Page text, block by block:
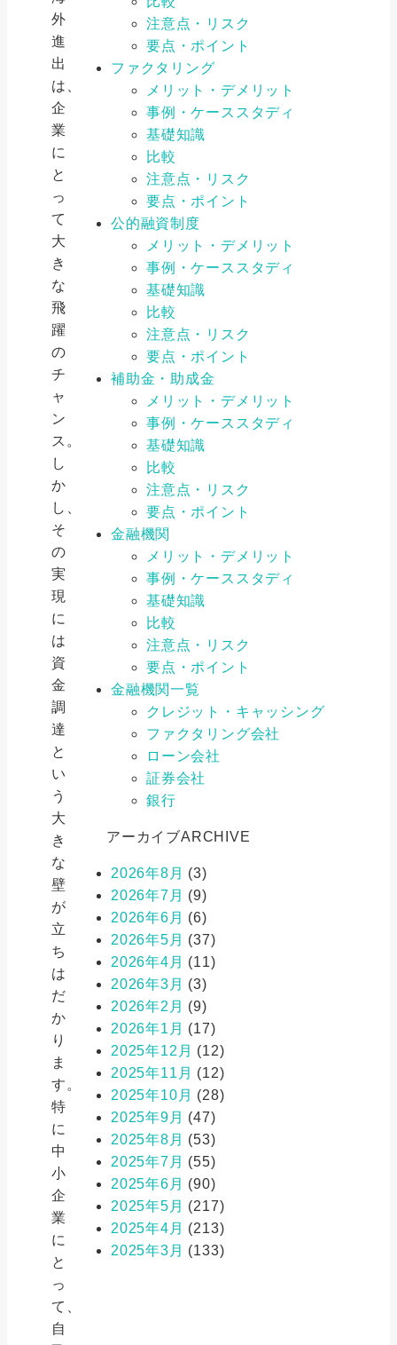
外
進
出
は、
企
業
に
と
っ
て
大
き
な
飛
躍
の
チ
ャ
ン
ス。
し
か
し、
そ
の
実
現
に
は
資
金
調
達
と
い
う
大
き
な
壁
が
立
ち
は
だ
か
り
ま
す。
特
に
中
小
企
業
に
と
っ
て、
自
注意点・リスク
要点・ポイント
ファクタリング
メリット・デメリット
事例・ケーススタディ
基礎知識
比較
注意点・リスク
要点・ポイント
公的融資制度
メリット・デメリット
事例・ケーススタディ
基礎知識
比較
注意点・リスク
要点・ポイント
補助金・助成金
メリット・デメリット
事例・ケーススタディ
基礎知識
比較
注意点・リスク
要点・ポイント
金融機関
メリット・デメリット
事例・ケーススタディ
基礎知識
比較
注意点・リスク
要点・ポイント
金融機関一覧
クレジット・キャッシング
ファクタリング会社
ローン会社
証券会社
銀行
アーカイブARCHIVE
2026年8月 (3)
2026年7月 (9)
2026年6月 (6)
2026年5月 (37)
2026年4月 (11)
2026年3月 (3)
2026年2月 (9)
2026年1月 (17)
2025年12月 (12)
2025年11月 (12)
2025年10月 (28)
2025年9月 (47)
2025年8月 (53)
2025年7月 (55)
2025年6月 (90)
2025年5月 (217)
2025年4月 (213)
2025年3月 (133)